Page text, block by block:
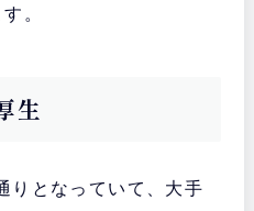
。
生
りとなっていて、大手